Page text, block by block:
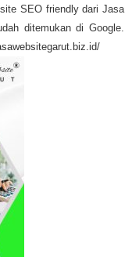
SEO friendly dari Jasa
ditemukan di Google.